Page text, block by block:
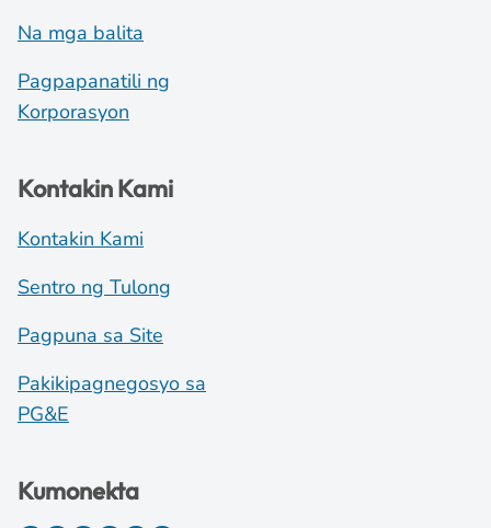
Na mga balita
Pagpapanatili ng
Korporasyon
Kontakin Kami
Kontakin Kami
Sentro ng Tulong
Pagpuna sa Site
Pakikipagnegosyo sa
PG&E
Kumonekta